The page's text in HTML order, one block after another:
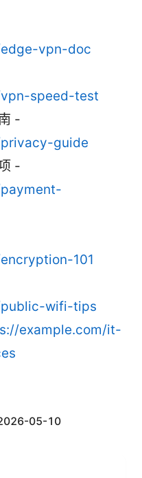
vpn-doc
speed-test
-
guide
-
101
wifi-tips
example.com/it-
05-10